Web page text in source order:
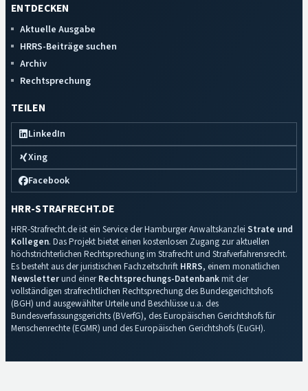
ENTDECKEN
Aktuelle Ausgabe
HRRS-Beiträge suchen
Archiv
Rechtsprechung
TEILEN
LinkedIn
Xing
Facebook
HRR-STRAFRECHT.DE
HRR-Strafrecht.de ist ein Service der Hamburger Anwaltskanzlei Strate und
Kollegen. Das Projekt bietet einen kostenlosen Zugang zur aktuellen
höchstrichterlichen Rechtsprechung im Strafrecht und Strafverfahrensrecht.
Es besteht aus der juristischen Fachzeitschrift HRRS, einem monatlichen
Newsletterund einerRechtsprechungs-Datenbankmit der
vollständigen strafrechtlichen Rechtsprechung des Bundesgerichtshofs
(BGH) und ausgewählter Urteile und Beschlüsse u.a. des
Bundesverfassungsgerichts (BVerfG), des Europäischen Gerichtshofs für
Menschenrechte (EGMR) und des Europäischen Gerichtshofs (EuGH).